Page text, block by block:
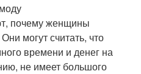
почему женщины
могут считать, что
времени и денег на
не имеет большого